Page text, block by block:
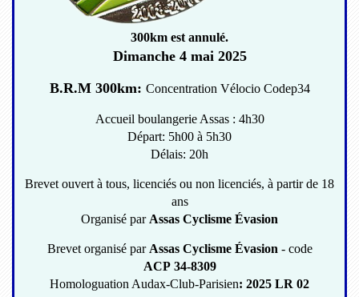
300km est annulé.
Dimanche 4 mai 2025
B.R.M 300km: Concentration Vélocio Codep34
Accueil boulangerie Assas : 4h30
Départ: 5h00 à 5h30
Délais: 20h
Brevet ouvert à tous, licenciés ou non licenciés, à partir de 18
ans
Organisé par Assas Cyclisme Évasion
Brevet organisé par Assas Cyclisme Évasion - code
ACP 34-8309
Homologuation Audax-Club-Parisien: 2025 LR 02